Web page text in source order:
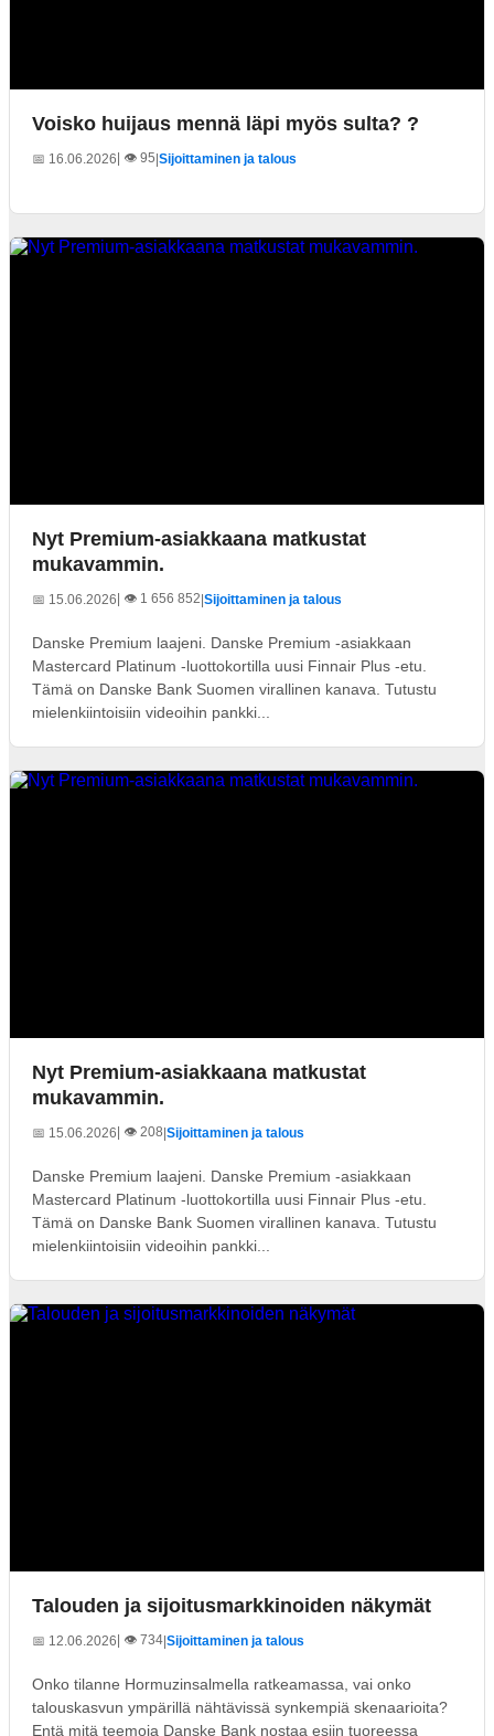
Voisko huijaus mennä läpi myös sulta? ?
📅 16.06.2026| 👁️ 95 Sijoittaminen ja talous
Nyt Premium-asiakkaana matkustat
mukavammin.
📅 15.06.2026| 👁️ 1 656 852 Sijoittaminen ja talous
Danske Premium laajeni. Danske Premium -asiakkaan
Mastercard Platinum -luottokortilla uusi Finnair Plus -etu.
Tämä on Danske Bank Suomen virallinen kanava. Tutustu
mielenkiintoisiin videoihin pankki...
Nyt Premium-asiakkaana matkustat
mukavammin.
📅 15.06.2026| 👁️ 208 Sijoittaminen ja talous
Danske Premium laajeni. Danske Premium -asiakkaan
Mastercard Platinum -luottokortilla uusi Finnair Plus -etu.
Tämä on Danske Bank Suomen virallinen kanava. Tutustu
mielenkiintoisiin videoihin pankki...
Talouden ja sijoitusmarkkinoiden näkymät
📅 12.06.2026| 👁️ 734 Sijoittaminen ja talous
Onko tilanne Hormuzinsalmella ratkeamassa, vai onko
talouskasvun ympärillä nähtävissä synkempiä skenaarioita?
Entä mitä teemoja Danske Bank nostaa esiin tuoreessa